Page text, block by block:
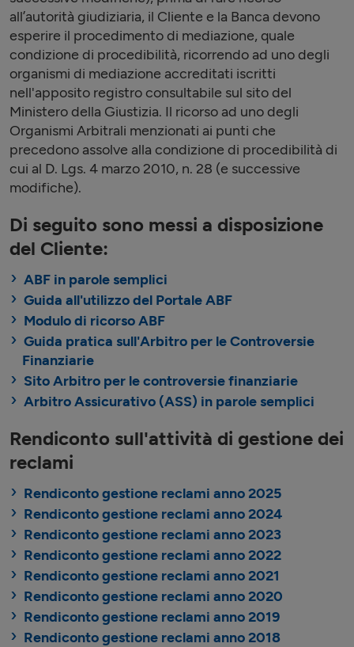
all’autorità giudiziaria, il Cliente e la Banca devono
esperire il procedimento di mediazione, quale
condizione di procedibilità, ricorrendo ad uno degli
organismi di mediazione accreditati iscritti
nell'apposito registro consultabile sul sito del
Ministero della Giustizia. Il ricorso ad uno degli
Organismi Arbitrali menzionati ai punti che
precedono assolve alla condizione di procedibilità di
cui al D. Lgs. 4 marzo 2010, n. 28 (e successive
modifiche).
Di seguito sono messi a disposizione
del Cliente:
ABF in parole semplici
Guida all'utilizzo del Portale ABF
Modulo di ricorso ABF
Guida pratica sull'Arbitro per le Controversie
Finanziarie
Sito Arbitro per le controversie finanziarie
Arbitro Assicurativo (ASS) in parole semplici
Rendiconto sull'attività di gestione dei
reclami
Rendiconto gestione reclami anno 2025
Rendiconto gestione reclami anno 2024
Rendiconto gestione reclami anno 2023
Rendiconto gestione reclami anno 2022
Rendiconto gestione reclami anno 2021
Rendiconto gestione reclami anno 2020
Rendiconto gestione reclami anno 2019
Rendiconto gestione reclami anno 2018